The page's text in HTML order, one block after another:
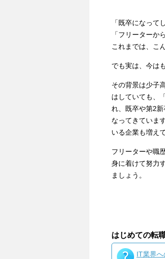
「既卒になって
「フリーターか
これまでは、こ
でも実は、今は
その背景は少子
はしていても、
れ、既卒や第2
なってきていま
いる企業も増え
フリーターや職
身に着けて努力
ましょう。
はじめての転
IT業界